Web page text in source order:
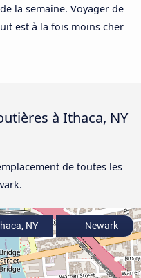
la semaine. Voyager de
est à la fois moins cher
à Ithaca, NY
de toutes les
NY Newark